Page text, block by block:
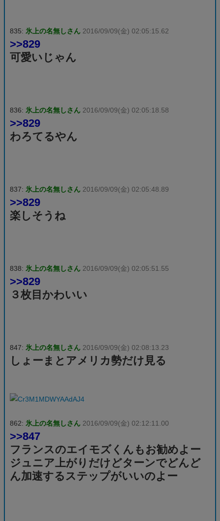
835: 氷上の名無しさん 2016/09/09(金) 02:05:15.62
>>829
可愛いじゃん
836: 氷上の名無しさん 2016/09/09(金) 02:05:18.58
>>829
わろてるやん
837: 氷上の名無しさん 2016/09/09(金) 02:05:48.89
>>829
楽しそうね
838: 氷上の名無しさん 2016/09/09(金) 02:05:51.55
>>829
３枚目かわいい
847: 氷上の名無しさん 2016/09/09(金) 02:08:13.23
しょーまとアメリカ勢だけ見る
862: 氷上の名無しさん 2016/09/09(金) 02:12:11.00
>>847
フランスのエイモズくんもお勧めよー
ジュニア上がりだけどターンでどんど
ん加速するステップがいいのよー